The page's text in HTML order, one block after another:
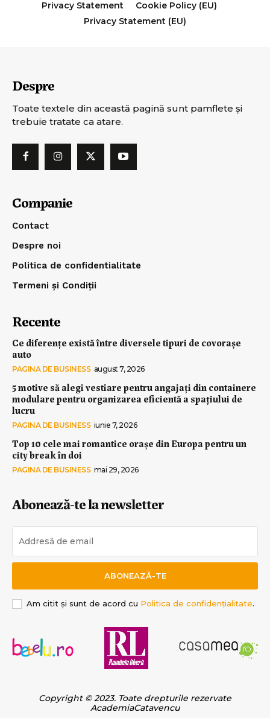
Privacy Statement
Cookie Policy (EU)
Privacy Statement (EU)
Despre
Toate textele din această pagină sunt pamflete şi
trebuie tratate ca atare.
Companie
Contact
Despre noi
Politica de confidentialitate
Termeni și Condiții
Recente
Ce diferențe există între diversele tipuri de covorașe
auto
PAGINA DE BUSINESS august 7, 2026
5 motive să alegi vestiare pentru angajați din containere
modulare pentru organizarea eficientă a spațiului de
lucru
PAGINA DE BUSINESS iunie 7, 2026
Top 10 cele mai romantice orașe din Europa pentru un
city break în doi
PAGINA DE BUSINESS mai 29, 2026
Abonează-te la newsletter
ABONEAZĂ-TE
Am citit și sunt de acord cu Politica de confidențialitate.
Copyright © 2023. Toate drepturile rezervate
AcademiaCatavencu